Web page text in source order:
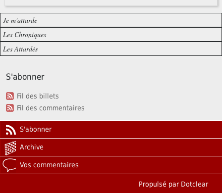
Je m'attarde
Les Chroniques
Les Attardés
S'abonner
Fil des billets
Fil des commentaires
S'abonner
Archive
Vos commentaires
Propulsé par Dotclear